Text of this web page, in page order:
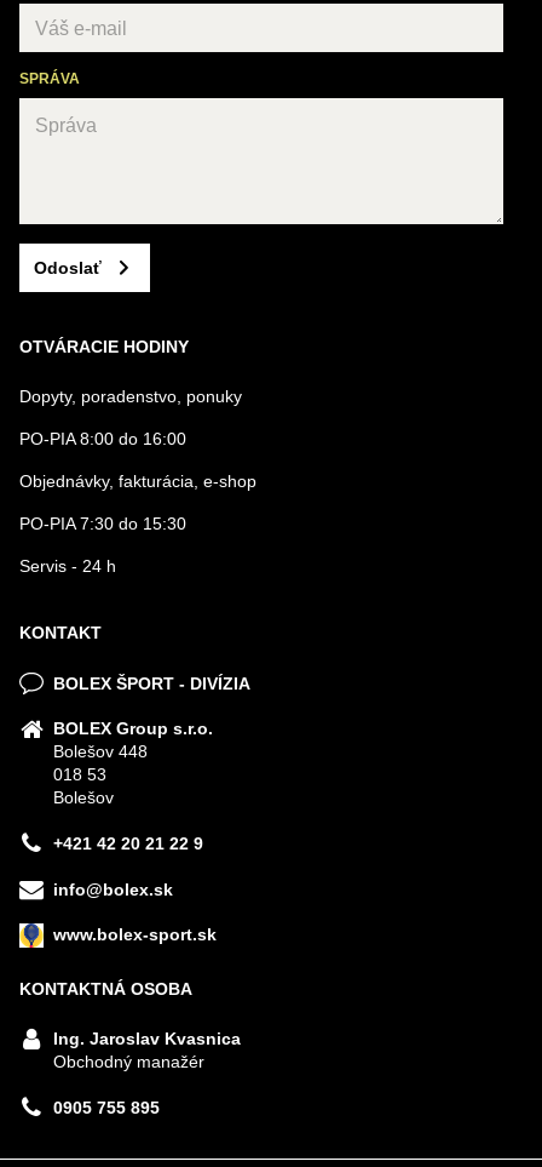
SPRÁVA
Odoslať
OTVÁRACIE HODINY
Dopyty, poradenstvo, ponuky
PO-PIA 8:00 do 16:00
Objednávky, fakturácia, e-shop
PO-PIA 7:30 do 15:30
Servis - 24 h
KONTAKT
BOLEX ŠPORT - DIVÍZIA
BOLEX Group s.r.o.
Bolešov 448
018 53
Bolešov
+421 42 20 21 22 9
info@bolex.sk
www.bolex-sport.sk
KONTAKTNÁ OSOBA
Ing. Jaroslav Kvasnica
Obchodný manažér
0905 755 895